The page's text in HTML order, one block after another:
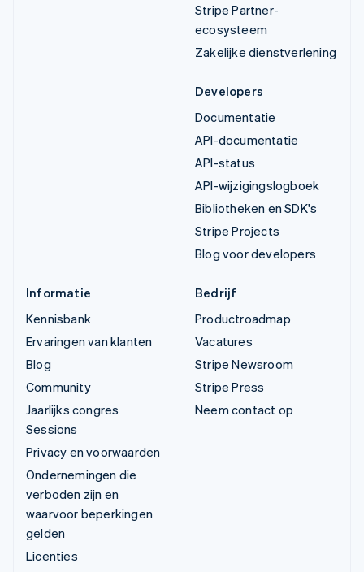
Stripe Partner-
ecosysteem
Zakelijke dienstverlening
Developers
Documentatie
API-documentatie
API-status
API-wijzigingslogboek
Bibliotheken en SDK's
Stripe Projects
Blog voor developers
Informatie
Kennisbank
Ervaringen van klanten
Blog
Community
Jaarlijks congres
Sessions
Privacy en voorwaarden
Ondernemingen die
verboden zijn en
waarvoor beperkingen
gelden
Licenties
Bedrijf
Productroadmap
Vacatures
Stripe Newsroom
Stripe Press
Neem contact op